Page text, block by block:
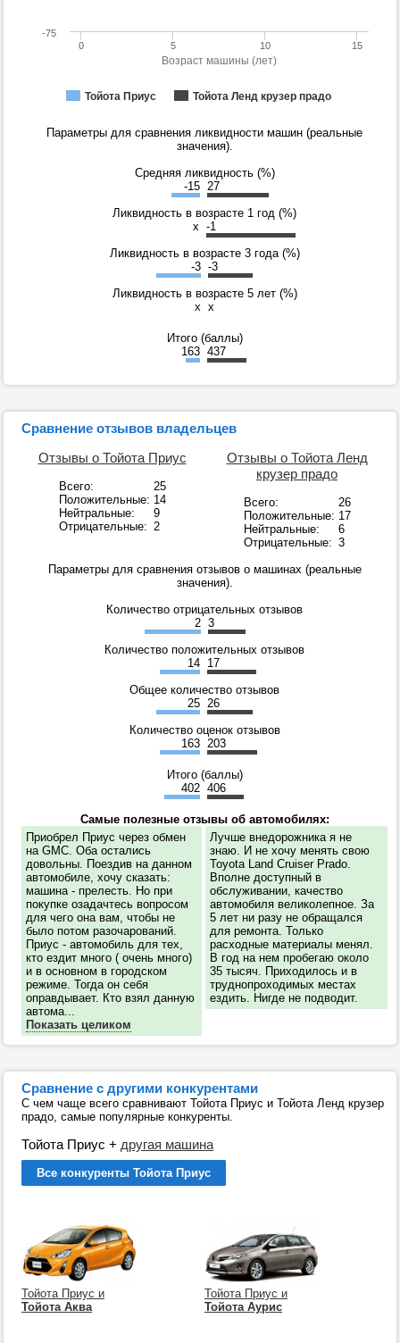
Возраст машины (лет)
Тойота Приус Тойота Ленд крузер прадо
0 5 10 15
-75
Параметры для сравнения ликвидности машин (реальные
значения).
Средняя ликвидность (%)
-15 27
Ликвидность в возрасте 1 год (%)
x -1
Ликвидность в возрасте 3 года (%)
-3 -3
Ликвидность в возрасте 5 лет (%)
x x
Итого (баллы)
163 437
Сравнение отзывов владельцев
Отзывы о Тойота Приус
Всего:
25
Положительные: 14
Нейтральные:
9
Отрицательные: 2
Отзывы о Тойота Ленд
крузер прадо
Всего:
26
Положительные: 17
Нейтральные:
6
Отрицательные: 3
Параметры для сравнения отзывов о машинах (реальные
значения).
Количество отрицательных отзывов
2 3
Количество положительных отзывов
14 17
Общее количество отзывов
25 26
Количество оценок отзывов
163 203
Итого (баллы)
402 406
Самые полезные отзывы об автомобилях:
Приобрел Приус через обмен
на GMC. Оба остались
довольны. Поездив на данном
автомобиле, хочу сказать:
машина - прелесть. Но при
покупке озадачтесь вопросом
для чего она вам, чтобы не
было потом разочарований.
Приус - автомобиль для тех,
кто ездит много ( очень много)
и в основном в городском
режиме. Тогда он себя
оправдывает. Кто взял данную
автома...
Показать целиком
Лучше внедорожника я не
знаю. И не хочу менять свою
Toyota Land Cruiser Prado.
Вполне доступный в
обслуживании, качество
автомобиля великолепное. За
5 лет ни разу не обращался
для ремонта. Только
расходные материалы менял.
В год на нем пробегаю около
35 тысяч. Приходилось и в
труднопроходимых местах
ездить. Нигде не подводит.
Сравнение с другими конкурентами
С чем чаще всего сравнивают Тойота Приус и Тойота Ленд крузер
прадо, самые популярные конкуренты.
Тойота Приус + другая машина
Все конкуренты Тойота Приус
Тойота Приус и
Тойота Аква
Тойота Приус и
Тойота Аурис